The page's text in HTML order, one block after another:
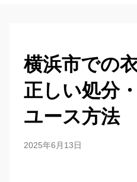
横浜市での
正しい処分
ユース方法
2025年6月13日